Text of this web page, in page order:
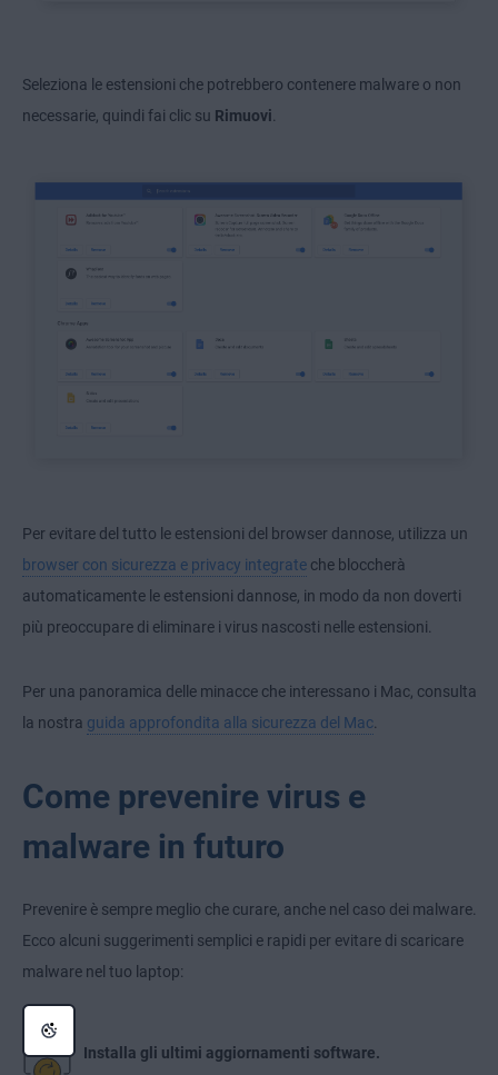
Seleziona le estensioni che potrebbero contenere malware o non
necessarie, quindi fai clic su Rimuovi
Per evitare del tutto le estensioni del browser dannose, utilizza un
browser con sicurezza e privacy integrate che bloccherà
automaticamente le estensioni dannose, in modo da non doverti
più preoccupare di eliminare i virus nascosti nelle estensioni.
Per una panoramica delle minacce che interessano i Mac, consulta
la nostra guida approfondita alla sicurezza del Mac
Come prevenire virus e
malware in futuro
Prevenire è sempre meglio che curare, anche nel caso dei malware.
Ecco alcuni suggerimenti semplici e rapidi per evitare di scaricare
malware nel tuo laptop:
Installa gli ultimi aggiornamenti software.